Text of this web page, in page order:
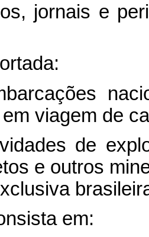
jornais e
viagem de
de
e outros
em: